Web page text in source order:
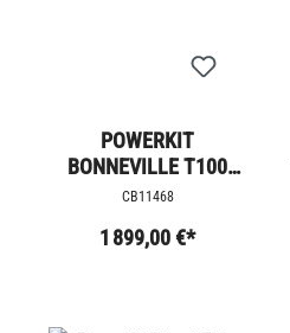
POWERKIT
BONNEVILLE T100
STAGE 4 +
CB11468
1 899,00 €*